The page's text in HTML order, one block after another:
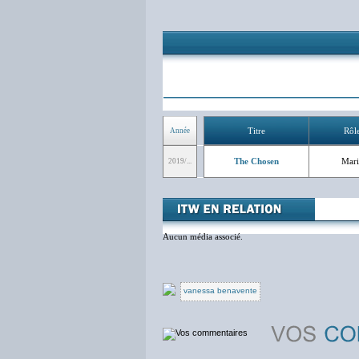
Année Titre
2019/... The Chosen
Aucun média associé.
vanessa benavente